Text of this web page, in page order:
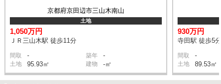
京都府京田辺市三山木南山
土地
1,050万円
ＪＲ三山木駅 徒歩11分
間取 - 築年 -
土地 95.93㎡ 建物 -㎡
930万円
寺田駅 徒歩5分
間取 -
土地 89.53㎡